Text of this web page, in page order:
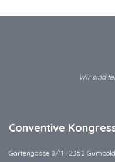
Wir sind
Conventive
Gartengasse 8/11 I 2352